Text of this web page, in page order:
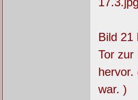
Bild 21
Tor zur
hervor.
war. )